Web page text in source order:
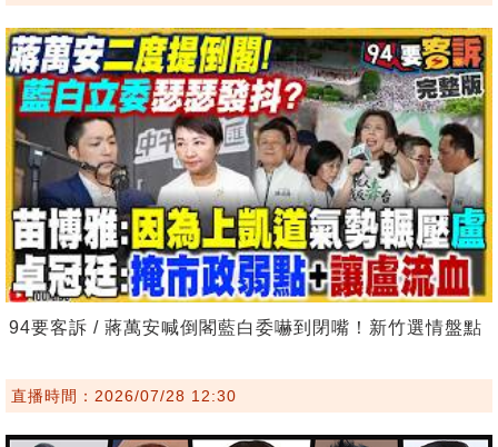
94要客訴 / 蔣萬安喊倒閣藍白委嚇到閉嘴！新竹選情盤點
直播時間：2026/07/28 12:30